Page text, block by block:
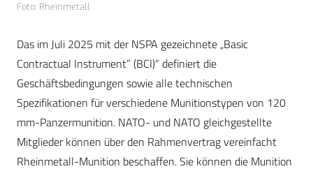
Foto: Rheinmetall
Das im Juli 2025 mit der NSPA gezeichnete „Basic
Contractual Instrument” (BCI)“ definiert die
Geschäftsbedingungen sowie alle technischen
Spezifikationen für verschiedene Munitionstypen von 120
mm-Panzermunition. NATO- und NATO gleichgestellte
Mitglieder können über den Rahmenvertrag vereinfacht
Rheinmetall-Munition beschaffen. Sie können die Munition